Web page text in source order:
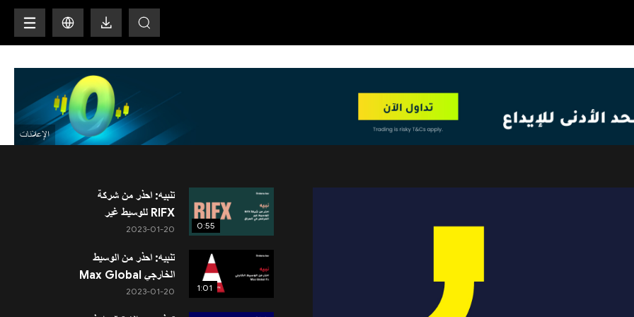
0:55
تنبيه: احذر من شركة
RIFX للوسيط غير
المرخص في العراق
2023-01-20
1:01
تنبيه: احذر من الوسيط
الخارجي Max Global
Fx
2023-01-20